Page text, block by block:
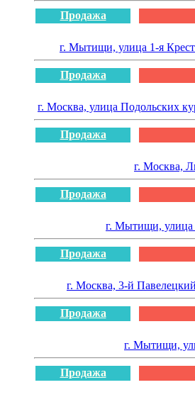
Продажа
г. Мытищи, улица 1-я
Продажа
г. Москва, улица Подольских
Продажа
г. Москва,
Продажа
г. Мытищи, улица
Продажа
г. Москва, 3-й
Продажа
г. Мытищи,
Продажа